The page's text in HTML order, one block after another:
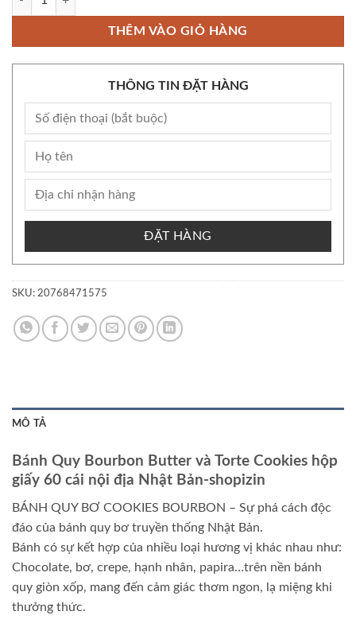
THÊM VÀO GIỎ HÀNG
THÔNG TIN ĐẶT HÀNG
ĐẶT HÀNG
SKU: 20768471575
MÔ TẢ
Bánh Quy Bourbon Butter và Torte Cookies hộp
giấy 60 cái nội địa Nhật Bản-shopizin
BÁNH QUY BƠ COOKIES BOURBON – Sự phá cách độc
đáo của bánh quy bơ truyền thống Nhật Bản.
Bánh có sự kết hợp của nhiều loại hương vị khác nhau như:
Chocolate, bơ, crepe, hạnh nhân, papira…trên nền bánh
quy giòn xốp, mang đến cảm giác thơm ngon, lạ miệng khi
thưởng thức.